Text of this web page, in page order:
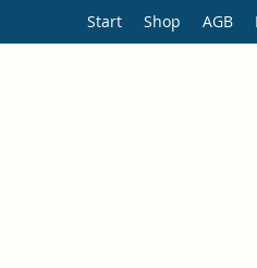
Start Shop AGB